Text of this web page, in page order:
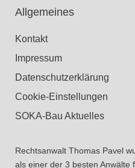
Allgemeines
Kontakt
Impressum
Datenschutzerklärung
Cookie-Einstellungen
SOKA-Bau Aktuelles
Rechtsanwalt Thomas Pavel
als einer der 3 besten Anwälte